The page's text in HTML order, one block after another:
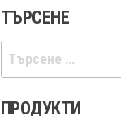
ТЪРСЕНЕ
Търсене
за:
ПРОДУКТИ